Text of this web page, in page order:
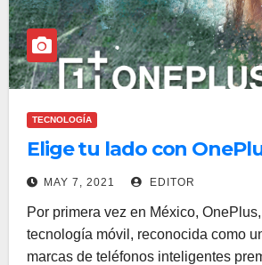
TECNOLOGÍA
Elige tu lado con
MAY 7, 2021 EDITOR
Por primera vez en México,
tecnología móvil, reconocida como
marcas de teléfonos inteligentes